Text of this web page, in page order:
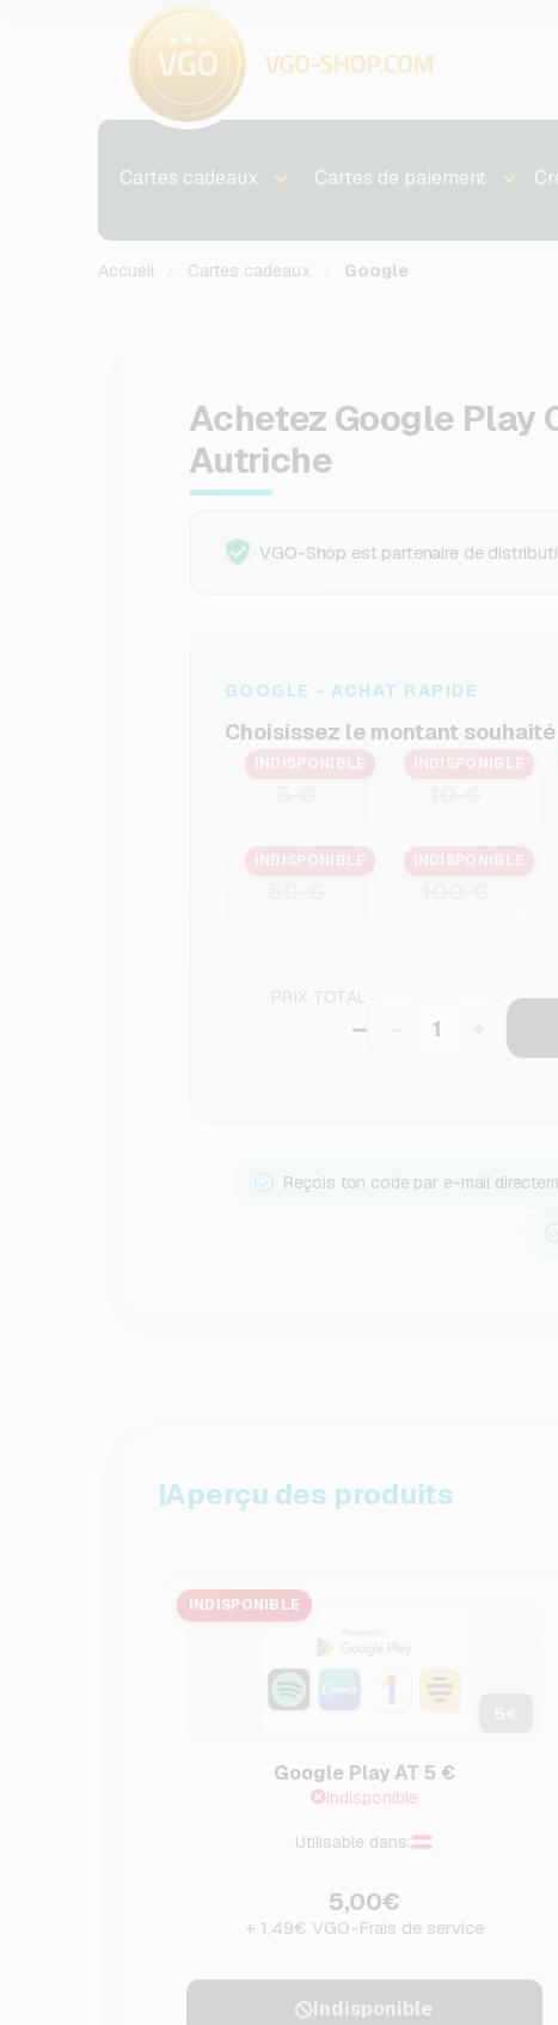
Cartes cadeaux Cartes de paiement
Accueil Cartes cadeaux Google
Achetez Google Play
Autriche
VGO-Shop est partenaire de
GOOGLE - ACHAT RAPIDE
Choisissez le montant souhaité
INDISPONIBLE INDISPONIBLE
INDISPONIBLE INDISPONIBLE
PRIX TOTAL
–
Reçois ton code par e-mail
Aperçu des produits
INDISPONIBLE
Google Play AT 5 €
Indisponible
Utilisable dans:
5,00€
+ 1,49€ VGO-Frais de service
Indisponible